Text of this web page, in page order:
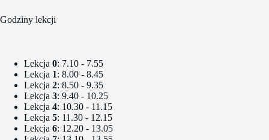
Godziny lekcji
Lekcja 0: 7.10 - 7.55
Lekcja 1: 8.00 - 8.45
Lekcja 2: 8.50 - 9.35
Lekcja 3: 9.40 - 10.25
Lekcja 4: 10.30 - 11.15
Lekcja 5: 11.30 - 12.15
Lekcja 6: 12.20 - 13.05